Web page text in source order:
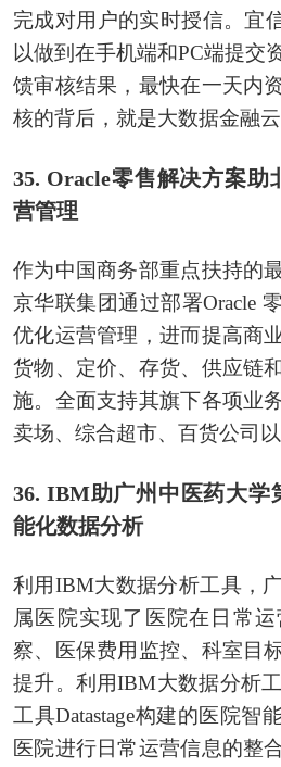
完成对用户的实时授信。宜
以做到在手机端和PC端提交
馈审核结果，最快在一天内
核的背后，就是大数据金融云
35. Oracle零售解决方案助
营管理
作为中国商务部重点扶持的
京华联集团通过部署Oracle
优化运营管理，进而提高商
货物、定价、存货、供应链
施。全面支持其旗下各项业
卖场、综合超市、百货公司以
36. IBM助广州中医药大学
能化数据分析
利用IBM大数据分析工具，
属医院实现了医院在日常
察、医保费用监控、科室目
提升。利用IBM大数据分析
工具Datastage构建的医院智
医院进行日常运营信息的整